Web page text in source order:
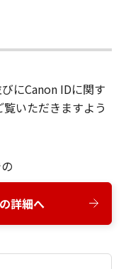
にCanon IDに関す
覧いただきますよう
詳細へ